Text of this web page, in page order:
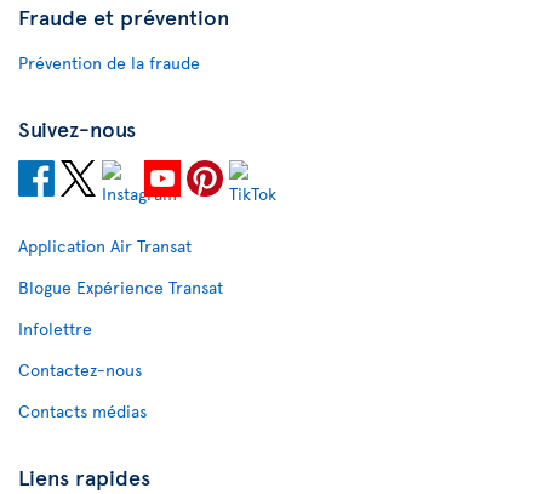
Fraude et prévention
Prévention de la fraude
Suivez-nous
Application Air Transat
Blogue Expérience Transat
Infolettre
Contactez-nous
Contacts médias
Liens rapides